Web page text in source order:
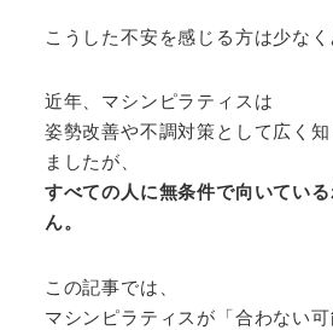
こうした不安を感じる方は少なく
近年、マシンピラティスは
姿勢改善や不調対策として広く
ましたが、
すべての人に無条件で向いてい
ん。
この記事では、
マシンピラティスが「合わない